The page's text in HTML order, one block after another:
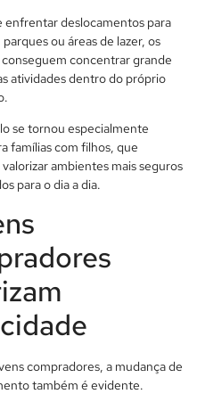
enfrentar deslocamentos para
ou áreas de lazer, os
concentrar grande
atividades dentro do próprio
se tornou especialmente
famílias com filhos, que
valorizar ambientes mais seguros
para o dia a dia.
compradores, a mudança de
também é evidente.